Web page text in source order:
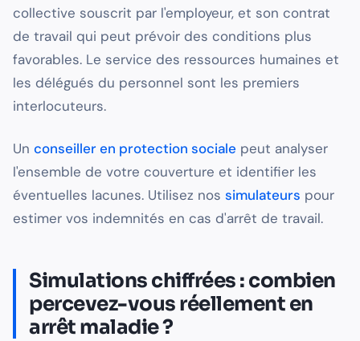
collective souscrit par l'employeur, et son contrat
de travail qui peut prévoir des conditions plus
favorables. Le service des ressources humaines et
les délégués du personnel sont les premiers
interlocuteurs.
Un conseiller en protection sociale peut analyser
l'ensemble de votre couverture et identifier les
éventuelles lacunes. Utilisez nos simulateurs pour
estimer vos indemnités en cas d'arrêt de travail.
Simulations chiffrées : combien
percevez-vous réellement en
arrêt maladie ?